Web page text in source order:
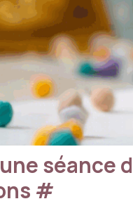
séance
#